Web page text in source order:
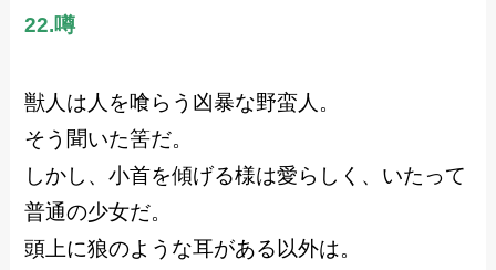
22.噂
獣人は人を喰らう凶暴な野蛮人。
そう聞いた筈だ。
しかし、小首を傾げる様は愛らしく、いたって
普通の少女だ。
頭上に狼のような耳がある以外は。